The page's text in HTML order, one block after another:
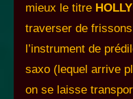
mieux le titre HOLLY
traverser de
l’instrument de
saxo (lequel arrive
on se laisse